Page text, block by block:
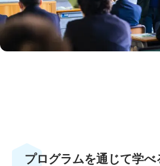
プログラムを通じて学べ